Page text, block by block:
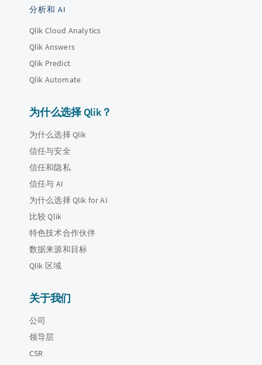
分析和 AI
Qlik Cloud Analytics
Qlik Answers
Qlik Predict
Qlik Automate
为什么选择 Qlik？
为什么选择 Qlik
信任与安全
信任和隐私
信任与 AI
为什么选择 Qlik for AI
比较 Qlik
特色技术合作伙伴
数据来源和目标
Qlik 区域
关于我们
公司
领导层
CSR